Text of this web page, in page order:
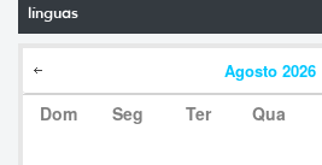
línguas
Agosto 2026
Dom Seg Ter Qua